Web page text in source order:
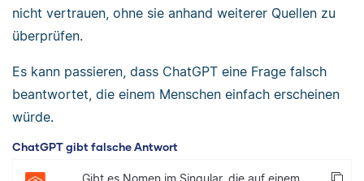
nicht vertrauen, ohne sie anhand weiterer Quellen zu
überprüfen.
Es kann passieren, dass ChatGPT eine Frage falsch
beantwortet, die einem Menschen einfach erscheinen
würde.
ChatGPT gibt falsche Antwort
Gibt es Nomen im Singular, die auf einem